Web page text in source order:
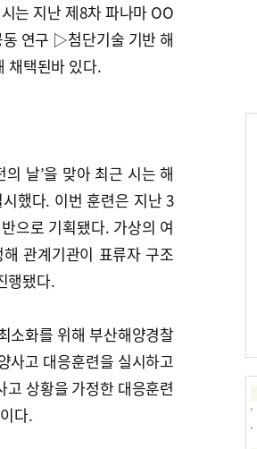
는 지난 제8차 파나마 OO
연구 ▷첨단기술 기반 해
채택된바 있다.
날’을 맞아 최근 시는 해
했다. 이번 훈련은 지난 3
으로 기획됐다. 가상의 여
관계기관이 표류자 구조
행됐다.
소화를 위해 부산해양경찰
사고 대응훈련을 실시하고
상황을 가정한 대응훈련
다.